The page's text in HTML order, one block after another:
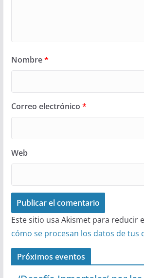
Nombre*
Correo electrónico *
Web
Este sitio usa Akismet para reducir
cómo se procesan los datos de tus
Próximos eventos